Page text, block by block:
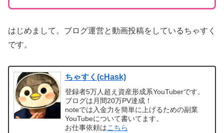
はじめまして。ブログ運営と動画投稿をしているちゃすく
です。
ちゃすく(cHask)
登録者5万人超え資産形成系YouTuberです。
ブログは月間20万PV達成！
noteでは入金力を簡単に上げるための副業
YouTubeについて書いてます。
お仕事依頼はこちら